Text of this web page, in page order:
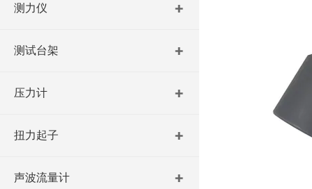
测力仪
测试台架
压力计
扭力起子
声波流量计